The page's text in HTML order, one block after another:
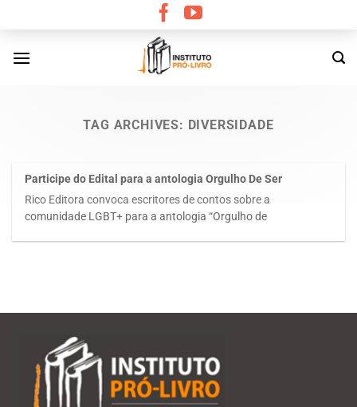
content
TAG ARCHIVES: DIVERSIDADE
Participe do Edital para a antologia Orgulho De Ser
Rico Editora convoca escritores de contos sobre a
comunidade LGBT+ para a antologia “Orgulho de